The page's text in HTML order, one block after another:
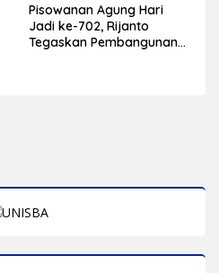
Pisowanan Agung Hari
Jadi ke-702, Rijanto
Tegaskan Pembangunan